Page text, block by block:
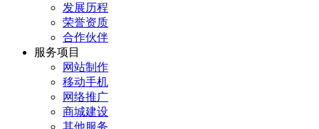
发展历程
荣誉资质
合作伙伴
服务项目
网站制作
移动手机
网络推广
商城建设
其他服务